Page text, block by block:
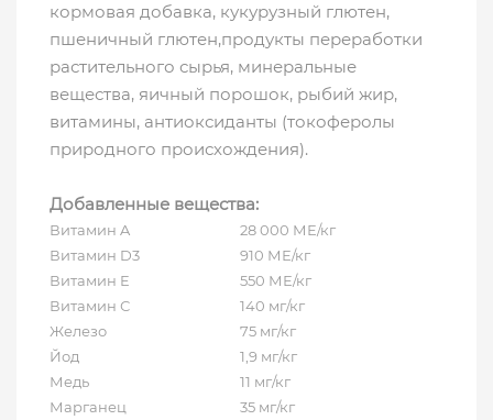
кормовая добавка, кукурузный глютен,
пшеничный глютен,продукты переработки
растительного сырья, минеральные
вещества, яичный порошок, рыбий жир,
витамины, антиоксиданты (токоферолы
природного происхождения).
Добавленные вещества:
Витамин A
28 000 МЕ/кг
Витамин D3
910 МЕ/кг
Витамин E
550 МЕ/кг
Витамин С
140 мг/кг
Железо
75 мг/кг
Йод
1,9 мг/кг
Медь
11 мг/кг
Марганец
35 мг/кг